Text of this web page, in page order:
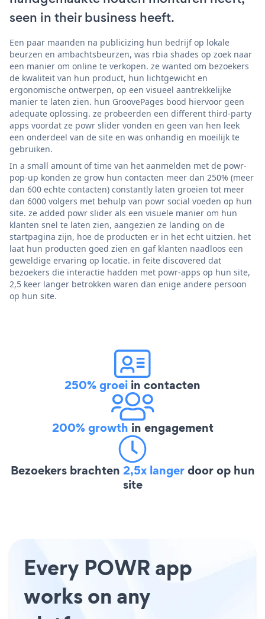
seen in their business heeft.
Een paar maanden na publicizing hun bedrijf op lokale
beurzen en ambachtsbeurzen, was rbia shades op zoek naar
een manier om online te verkopen. ze wanted om bezoekers
de kwaliteit van hun product, hun lichtgewicht en
ergonomische ontwerpen, op een visueel aantrekkelijke
manier te laten zien. hun GroovePages bood hiervoor geen
adequate oplossing. ze probeerden een different third-party
apps voordat ze powr slider vonden en geen van hen leek
een onderdeel van de site en was onhandig en moeilijk te
gebruiken.
In a small amount of time van het aanmelden met de powr-
pop-up konden ze grow hun contacten meer dan 250% (meer
dan 600 echte contacten) constantly laten groeien tot meer
dan 6000 volgers met behulp van powr social voeden op hun
site. ze added powr slider als een visuele manier om hun
klanten snel te laten zien, aangezien ze landing on de
startpagina zijn, hoe de producten er in het echt uitzien. het
laat hun producten goed zien en gaf klanten naadloos een
geweldige ervaring op locatie. in feite discovered dat
bezoekers die interactie hadden met powr-apps op hun site,
2,5 keer langer betrokken waren dan enige andere persoon
op hun site.
250% groei in contacten
200% growth in engagement
Bezoekers brachten 2,5x langerdoor op hun
site
Every POWR app
works on any